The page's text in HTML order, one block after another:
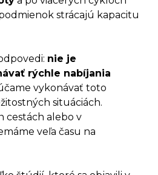
strácajú kapacitu
nie je
rýchle nabíjania
vykonávať toto
situáciách.
cestách alebo v
veľa času na